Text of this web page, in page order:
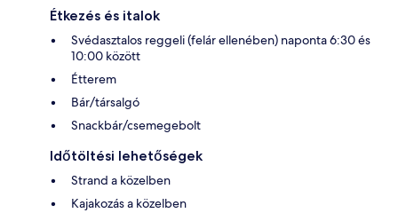
Étkezés és italok
Svédasztalos reggeli (felár ellenében) naponta 6:30 és
10:00 között
Étterem
Bár/társalgó
Snackbár/csemegebolt
Időtöltési lehetőségek
Strand a közelben
Kajakozás a közelben